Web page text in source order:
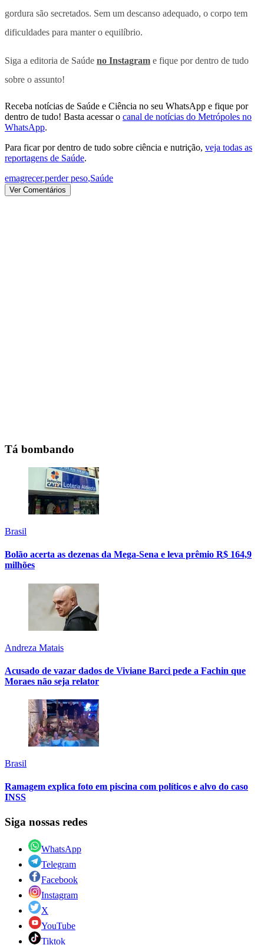
gordura são secretados. Sem um descanso adequado, o corpo tem
dificuldades para manter o equilíbrio.
Siga a editoria de Saúde no Instagram e fique por dentro de tudo
sobre o assunto!
Receba notícias de Saúde e Ciência no seu WhatsApp e fique por
dentro de tudo! Basta acessar o canal de notícias do Metrópoles no
WhatsApp.
Para ficar por dentro de tudo sobre ciência e nutrição, veja todas as
reportagens de Saúde.
emagrecer,perder peso,Saúde
Ver Comentários
Tá bombando
Brasil
Bolão acerta as dezenas da Mega-Sena e leva prêmio R$ 164,9
milhões
Andreza Matais
Acusado de vazar dados de Viviane Barci pede a Fachin que
Moraes não seja relator
Brasil
Ramagem explica foto em piscina com políticos e alvo do caso
INSS
Siga nossas redes
WhatsApp
Telegram
Facebook
Instagram
X
YouTube
Tiktok